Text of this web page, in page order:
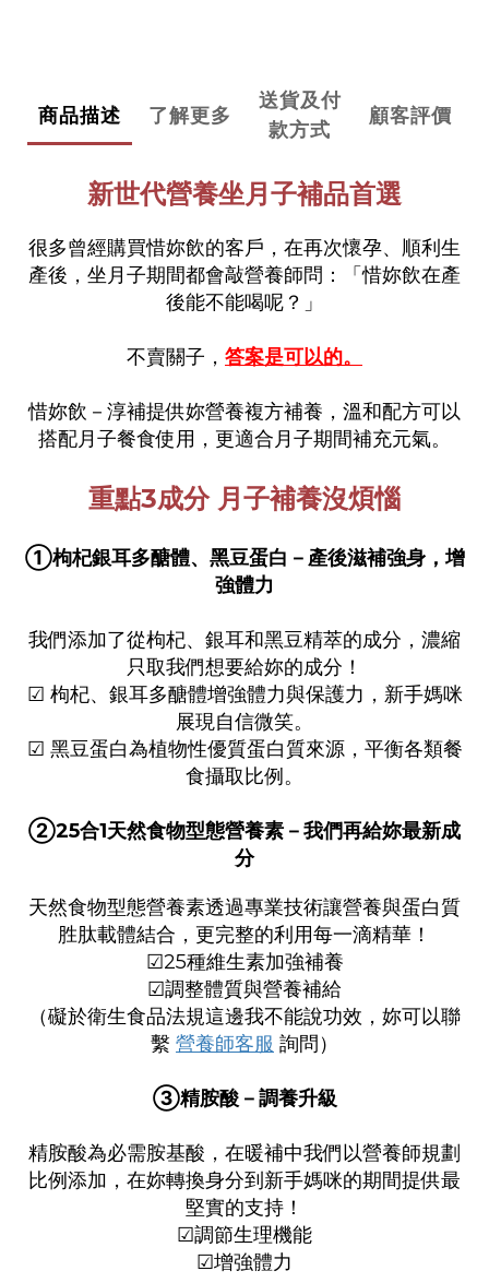
商品描述 了解更多
送貨及付
款方式
顧客評價
新世代營養坐月子補品首選
很多曾經購買惜妳飲的客戶，在再次懷孕、順利生
產後，坐月子期間都會敲營養師問：「惜妳飲在產
後能不能喝呢？」
不賣關子， 答案是可以的。
惜妳飲－淳補提供妳營養複方補養，溫和配方可以
搭配月子餐食使用 ， 更適合月子期間補充元氣。
重點3成分 月子補養沒煩惱
①枸杞銀耳多醣體、黑豆蛋白－產後滋補強身，增
強體力
我們添加了­從枸杞、銀耳和黑豆精萃的成分，濃縮
只取我們想要給妳的成分！
☑ 枸杞、銀耳多醣體增強體力與保護力，新手媽咪
展現自信微笑。
­☑ 黑豆蛋白為植物性優質蛋白質來源，平衡各類餐
食攝取比例。
②25合1天然食物型態營養素－我們再給妳最新成
分
天然食物型態營養素透過專業技術讓營養與蛋白質
胜肽載體結合，更完整的利用每一滴精華！
☑25種維生素加強補養
☑調整體質與營養補給
（礙於衛生食品法規這邊我不能說功效，妳可以聯
繫 營養師客服 詢問）
­③精胺酸­－調養升級
精胺酸為必需胺基酸，在暖補中我們以營養師規劃
比例添加，在妳轉換身分到新手媽咪的期間提供最
堅實的支持！
☑調節生理機能
☑增強體力